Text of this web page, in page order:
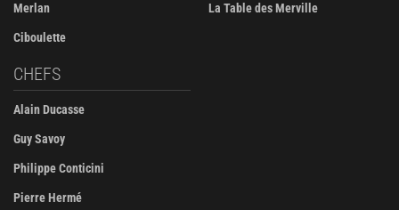
Merlan
Ciboulette
La Table des Merville
CHEFS
Alain Ducasse
Guy Savoy
Philippe Conticini
Pierre Hermé